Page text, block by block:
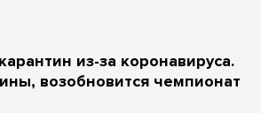
из-за коронавируса.
возобновится чемпионат